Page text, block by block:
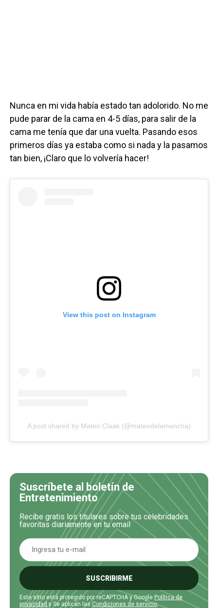
Nunca en mi vida había estado tan adolorido. No me
pude parar de la cama en 4-5 días, para salir de la
cama me tenía que dar una vuelta. Pasando esos
primeros días ya estaba como si nada y la pasamos
tan bien, ¡Claro que lo volvería hacer!
View this post on Instagram
A post shared by Mateo Claak (@mateodelamancha)
Suscríbete al boletín de
Entretenimiento
Recibe gratis los titulares sobre tus celebridades
favoritas diariamente en tu email
SUSCRIBIRME
Este sitio está protegido por reCAPTCHA y Google Política de
privacidad y Se aplican lasCondiciones de servicio.